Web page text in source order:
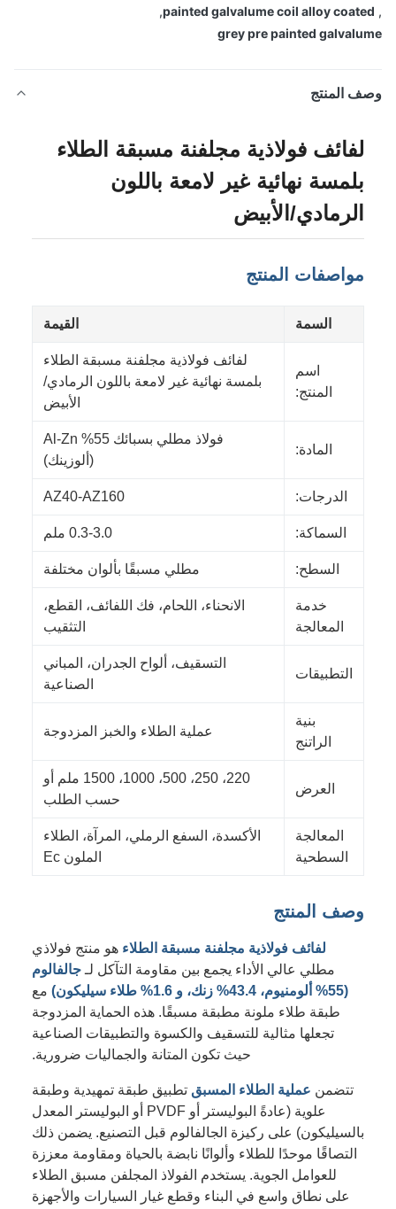
painted galvalume coil alloy
,
grey pre painted
المنتج
لفائف فولاذية مجلفنة مسبقة الطلاء
بلمسة نهائية غير لامعة باللون
الرمادي/الأبيض
مواصفات المنتج
السمة القيمة
المنتج:
لفائف فولاذية مجلفنة مسبقة الطلاء
بلمسة نهائية غير لامعة باللون الرمادي/
الأبيض
المادة:
فولاذ مطلي بسبائك 55% Al-Zn
(ألوزينك)
الدرجات: AZ40-AZ160
السماكة: 0.3-3.0 ملم
السطح: مطلي مسبقًا بألوان مختلفة
خدمة
المعالجة
الانحناء، اللحام، فك اللفائف، القطع،
التثقيب
التطبيقات
التسقيف، ألواح الجدران، المباني
الصناعية
الراتنج
عملية الطلاء والخبز المزدوجة
العرض
220، 250، 500، 1000، 1500 ملم أو
حسب الطلب
المعالجة
السطحية
الأكسدة، السفع الرملي، المرآة، الطلاء
الملون Ec
وصف المنتج
لفائف فولاذية مجلفنة مسبقة الطلاءهو منتج فولاذي
مطلي عالي الأداء يجمع بين مقاومة التآكل لـجالفالوم
مع
طبقة طلاء ملونة مطبقة مسبقًا. هذه الحماية المزدوجة
تجعلها مثالية للتسقيف والكسوة والتطبيقات الصناعية
حيث تكون المتانة والجماليات ضرورية.
تتضمنعملية الطلاء المسبقتطبيق طبقة تمهيدية وطبقة
علوية (عادةً البوليستر أو PVDF أو البوليستر المعدل
بالسيليكون) على ركيزة الجالفالوم قبل التصنيع. يضمن ذلك
التصاقًا موحدًا للطلاء وألوانًا نابضة بالحياة ومقاومة معززة
للعوامل الجوية. يستخدم الفولاذ المجلفن مسبق الطلاء
على نطاق واسع في البناء وقطع غيار السيارات والأجهزة